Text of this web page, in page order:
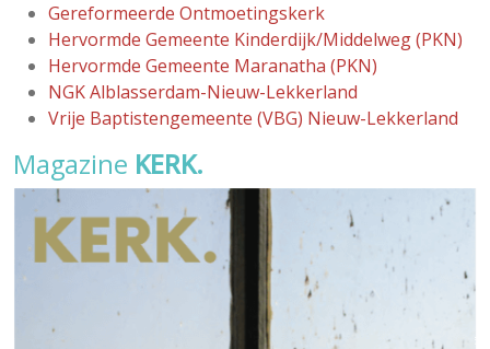
Gereformeerde Ontmoetingskerk
Hervormde Gemeente Kinderdijk/Middelweg (PKN)
Hervormde Gemeente Maranatha (PKN)
NGK Alblasserdam-Nieuw-Lekkerland
Vrije Baptistengemeente (VBG) Nieuw-Lekkerland
Magazine KERK.